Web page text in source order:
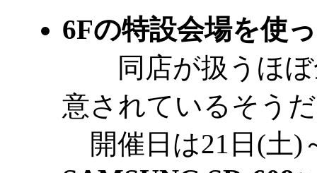
6Fの特設会場を使
同店が扱うほぼ
意されているそう
開催日は21日(土)